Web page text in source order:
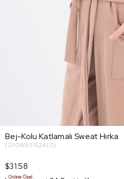
Bej-Kolu Katlamalı Sweat Hırka
(25OW93152AL0)
$31.58